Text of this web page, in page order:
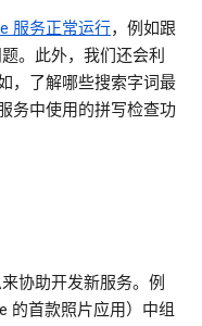
服务正常运行，例如跟
。此外，我们还会利
，了解哪些搜索字词最
务中使用的拼写检查功
协助开发新服务。例
的首款照片应用）中组